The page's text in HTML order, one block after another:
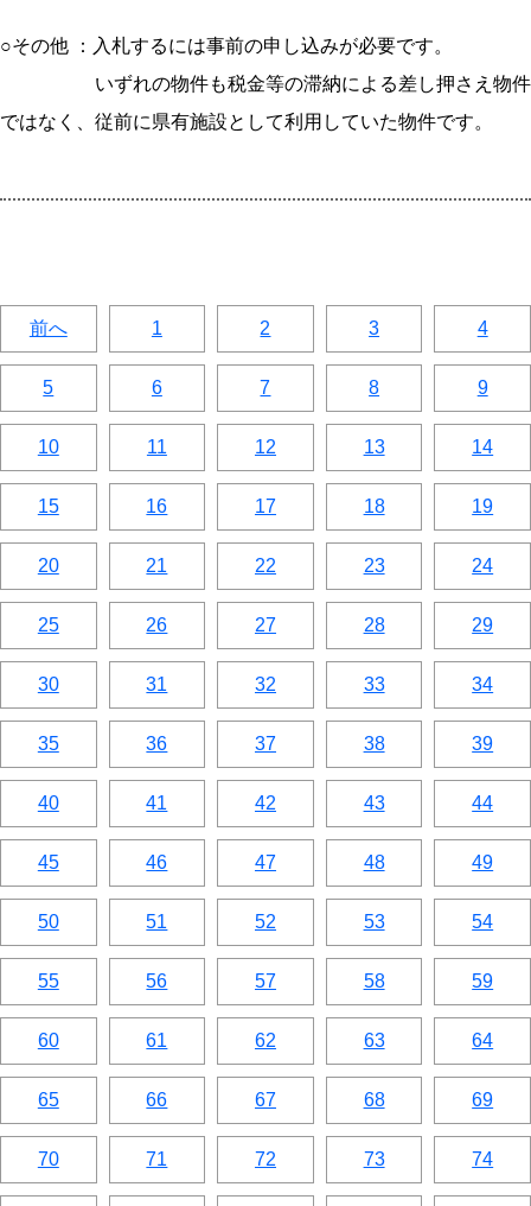
○その他 ：入札するには事前の申し込みが必要です。
いずれの物件も税金等の滞納による差し押さえ物件
ではなく、従前に県有施設として利用していた物件です。
前へ 1 2 3 4
5 6 7 8 9
10 11 12 13 14
15 16 17 18 19
20 21 22 23 24
25 26 27 28 29
30 31 32 33 34
35 36 37 38 39
40 41 42 43 44
45 46 47 48 49
50 51 52 53 54
55 56 57 58 59
60 61 62 63 64
65 66 67 68 69
70 71 72 73 74